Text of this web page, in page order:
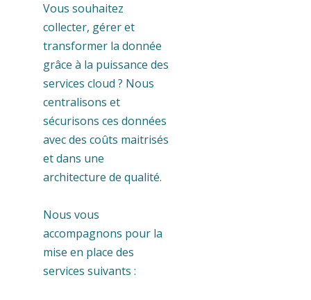
Vous souhaitez
collecter, gérer et
transformer la donnée
grâce à la puissance des
services cloud ? Nous
centralisons et
sécurisons ces données
avec des coûts maitrisés
et dans une
architecture de qualité.
Nous vous
accompagnons pour la
mise en place des
services suivants :